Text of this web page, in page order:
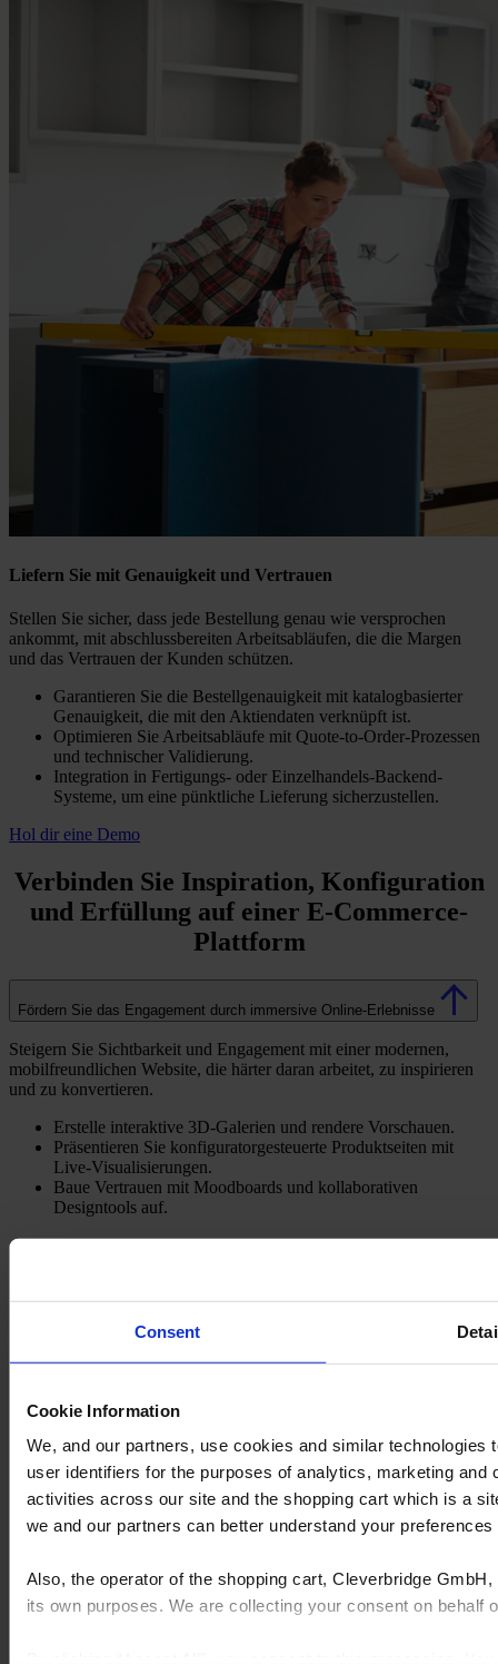
Consent
Cookie Information
We, and our partners, use cookies and similar
user identifiers for the purposes of analytics, marketing
activities across our site and the shopping cart which is a
we and our partners can better understand your
Also, the operator of the shopping cart, Cleverbridge
its own purposes. We are collecting your consent on
Liefern Sie mit Genauigkeit und Vertrauen
Stellen Sie sicher, dass jede Bestellung genau wie versprochen
ankommt, mit abschlussbereiten Arbeitsabläufen, die die Margen
und das Vertrauen der Kunden schützen.
Garantieren Sie die Bestellgenauigkeit mit katalogbasierter
Genauigkeit, die mit den Aktiendaten verknüpft ist.
Optimieren Sie Arbeitsabläufe mit Quote-to-Order-Prozessen
und technischer Validierung.
Integration in Fertigungs- oder Einzelhandels-Backend-
Systeme, um eine pünktliche Lieferung sicherzustellen.
Hol dir eine Demo
Verbinden Sie Inspiration, Konfiguration
und Erfüllung auf einer E-Commerce-
Plattform
Fördern Sie das Engagement durch immersive Online-Erlebnisse
Steigern Sie Sichtbarkeit und Engagement mit einer modernen,
mobilfreundlichen Website, die härter daran arbeitet, zu inspirieren
und zu konvertieren.
Erstelle interaktive 3D-Galerien und rendere Vorschauen.
Präsentieren Sie konfiguratorgesteuerte Produktseiten mit
Live-Visualisierungen.
Baue Vertrauen mit Moodboards und kollaborativen
Designtools auf.